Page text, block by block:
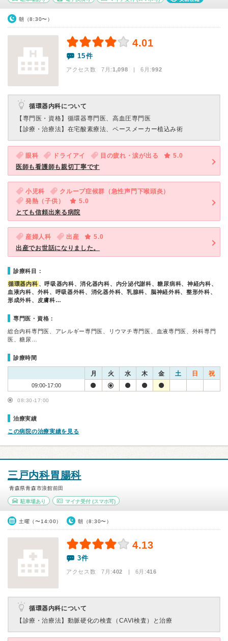
朝（8:30〜）
4.01
15件
アクセス数 7月:1,098 | 6月:992
循環器内科について
【専門医・資格】 循環器専門医、高血圧専門医
【診療・治療法】 在宅酸素療法、ペースメーカー植込み術
眼科 ドライアイ 目の疲れ・涙が出る
5.0
医師も看護師も親切丁寧です
小児科
クループ症候群（急性声門下喉頭炎）
発熱（子供）
5.0
とても信頼出来る病院
産婦人科 出産
5.0
出産でお世話になりました。
診療科目：
循環器内科 、呼吸器内科、消化器内科、内分泌代謝科、糖尿病科、神経内科、
血液内科、外科、呼吸器外科、消化器外科、乳腺科、脳神経外科、整形外科、
形成外科、皮膚科…
専門医・資格：
総合内科専門医、アレルギー専門医、リウマチ専門医、血液専門医、外科専門
医、糖尿…
診療時間
月 火 水 木 金 土 日 祝
09:00-17:00
08:30-17:00
治療実績
この病院の治療実績を見る
三戸内科胃腸科
青森県青森市浪館前田
駐車場あり マイナ受付(スマホ可)
土曜（〜14:00） 朝（8:30〜）
4.13
3件
アクセス数 7月:402 | 6月:416
循環器内科について
【診療・治療法】 動脈硬化の検査（CAVI検査）と治療